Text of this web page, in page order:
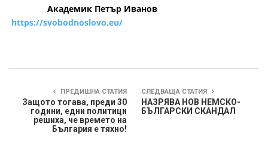
Академик Петър Иванов
https://svobodnoslovo.eu/
ПРЕДИШНА СТАТИЯ
Защото тогава, преди 30
години, едни политици
решиха, че времето на
България е тяхно!
СЛЕДВАЩА СТАТИЯ
НАЗРЯВА НОВ НЕМСКО-
БЪЛГАРСКИ СКАНДАЛ